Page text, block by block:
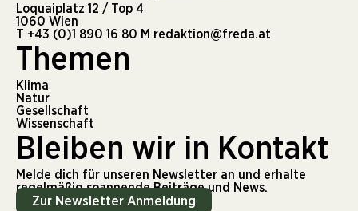
Loquaiplatz 12 / Top 4
1060 Wien
T +43 (0)1 890 16 80 M redaktion@freda.at
Themen
Klima
Natur
Gesellschaft
Wissenschaft
Bleiben wir in Kontakt
Melde dich für unseren Newsletter an und erhalte
regelmäßig spannende Beiträge und News.
Zur Newsletter Anmeldung